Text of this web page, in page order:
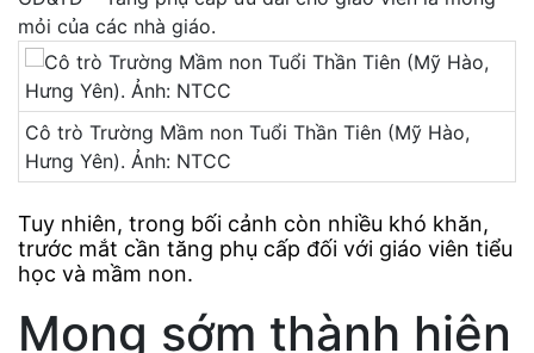
mỏi của các nhà giáo.
Cô trò Trường Mầm non Tuổi Thần Tiên (Mỹ Hào,
Hưng Yên). Ảnh: NTCC
Tuy nhiên, trong bối cảnh còn nhiều khó khăn,
trước mắt cần tăng phụ cấp đối với giáo viên tiểu
học và mầm non.
Mong sớm thành hiện